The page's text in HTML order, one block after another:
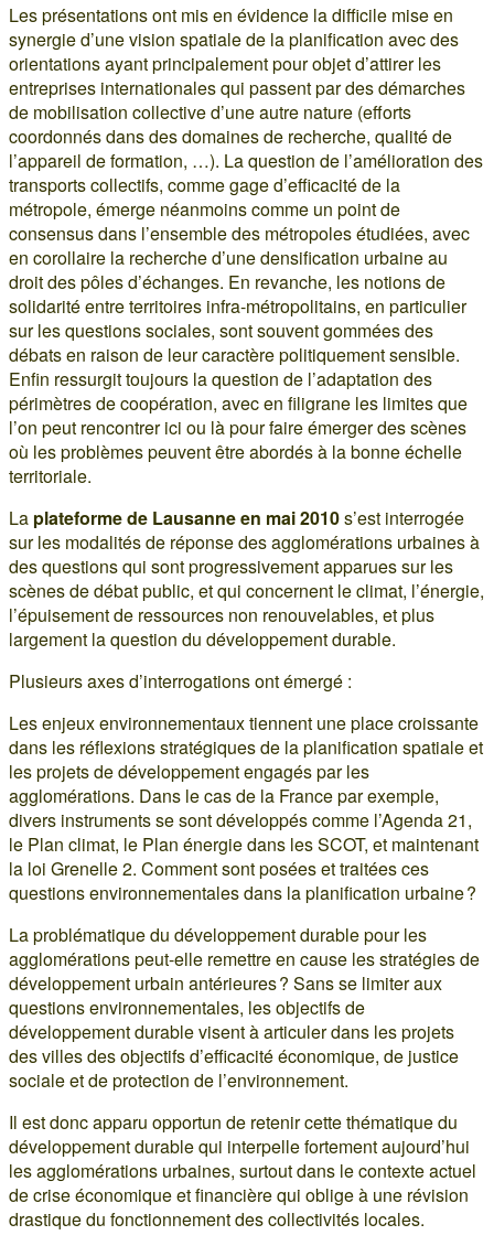
Les présentations ont mis en évidence la difficile mise en
synergie d’une vision spatiale de la planification avec des
orientations ayant principalement pour objet d’attirer les
entreprises internationales qui passent par des démarches
de mobilisation collective d’une autre nature (efforts
coordonnés dans des domaines de recherche, qualité de
l’appareil de formation, …). La question de l’amélioration des
transports collectifs, comme gage d’efficacité de la
métropole, émerge néanmoins comme un point de
consensus dans l’ensemble des métropoles étudiées, avec
en corollaire la recherche d’une densification urbaine au
droit des pôles d’échanges. En revanche, les notions de
solidarité entre territoires infra-métropolitains, en particulier
sur les questions sociales, sont souvent gommées des
débats en raison de leur caractère politiquement sensible.
Enfin ressurgit toujours la question de l’adaptation des
périmètres de coopération, avec en filigrane les limites que
l’on peut rencontrer ici ou là pour faire émerger des scènes
où les problèmes peuvent être abordés à la bonne échelle
territoriale.
La plateforme de Lausanne en mai 2010s’est interrogée
sur les modalités de réponse des agglomérations urbaines à
des questions qui sont progressivement apparues sur les
scènes de débat public, et qui concernent le climat, l’énergie,
l’épuisement de ressources non renouvelables, et plus
largement la question du développement durable.
Plusieurs axes d’interrogations ont émergé :
Les enjeux environnementaux tiennent une place croissante
dans les réflexions stratégiques de la planification spatiale et
les projets de développement engagés par les
agglomérations. Dans le cas de la France par exemple,
divers instruments se sont développés comme l’Agenda 21,
le Plan climat, le Plan énergie dans les SCOT, et maintenant
la loi Grenelle 2. Comment sont posées et traitées ces
questions environnementales dans la planification urbaine ?
La problématique du développement durable pour les
agglomérations peut-elle remettre en cause les stratégies de
développement urbain antérieures ? Sans se limiter aux
questions environnementales, les objectifs de
développement durable visent à articuler dans les projets
des villes des objectifs d’efficacité économique, de justice
sociale et de protection de l’environnement.
Il est donc apparu opportun de retenir cette thématique du
développement durable qui interpelle fortement aujourd’hui
les agglomérations urbaines, surtout dans le contexte actuel
de crise économique et financière qui oblige à une révision
drastique du fonctionnement des collectivités locales.